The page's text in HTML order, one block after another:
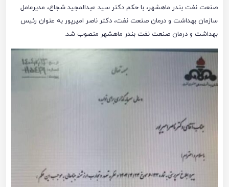
صنعت نفت بندر ماهشهر، با حکم دکتر سید عبدالمجید شجاع، مدیرعامل
سازمان بهداشت و درمان صنعت نفت، دکتر ناصر امیرپور به عنوان رئیس
بهداشت و درمان صنعت نفت بندر ماهشهر منصوب شد.